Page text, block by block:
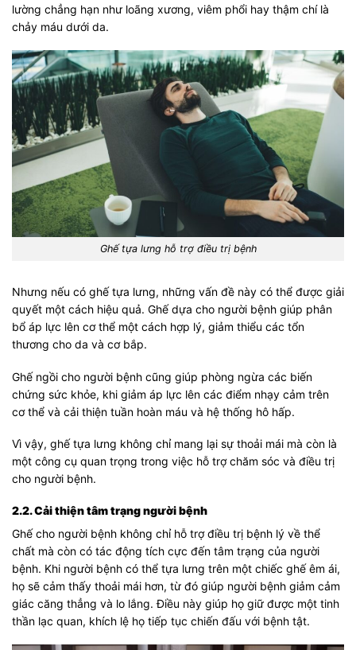
lường chẳng hạn như loãng xương, viêm phổi hay thậm chí là
chảy máu dưới da.
Ghế tựa lưng hỗ trợ điều trị bệnh
Nhưng nếu có ghế tựa lưng, những vấn đề này có thể được giải
quyết một cách hiệu quả. Ghế dựa cho người bệnh giúp phân
bổ áp lực lên cơ thể một cách hợp lý, giảm thiểu các tổn
thương cho da và cơ bắp.
Ghế ngồi cho người bệnh cũng giúp phòng ngừa các biến
chứng sức khỏe, khi giảm áp lực lên các điểm nhạy cảm trên
cơ thể và cải thiện tuần hoàn máu và hệ thống hô hấp.
Vì vậy, ghế tựa lưng không chỉ mang lại sự thoải mái mà còn là
một công cụ quan trọng trong việc hỗ trợ chăm sóc và điều trị
cho người bệnh.
2.2. Cải thiện tâm trạng người bệnh
Ghế cho người bệnh không chỉ hỗ trợ điều trị bệnh lý về thể
chất mà còn có tác động tích cực đến tâm trạng của người
bệnh. Khi người bệnh có thể tựa lưng trên một chiếc ghế êm ái,
họ sẽ cảm thấy thoải mái hơn, từ đó giúp người bệnh giảm cảm
giác căng thẳng và lo lắng. Điều này giúp họ giữ được một tinh
thần lạc quan, khích lệ họ tiếp tục chiến đấu với bệnh tật.